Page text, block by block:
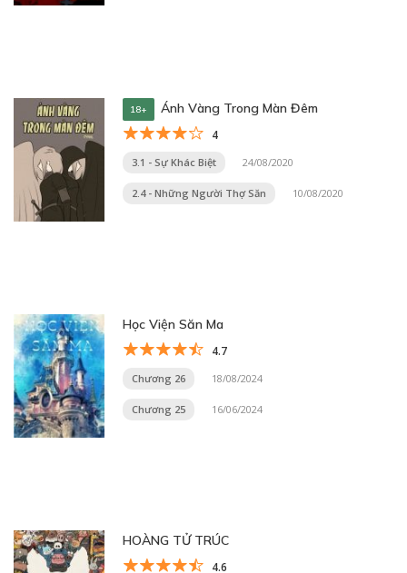
18+ Ánh Vàng Trong Màn Đêm
4
3.1 - Sự Khác Biệt 24/08/2020
2.4 - Những Người Thợ Săn 10/08/2020
Học Viện Săn Ma
4.7
Chương 26 18/08/2024
Chương 25 16/06/2024
HOÀNG TỬ TRÚC
4.6